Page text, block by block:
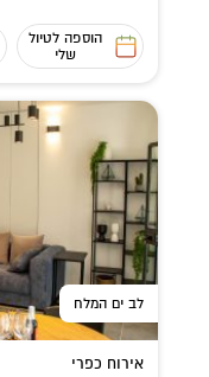
הוספה לטיול
שלי
לב ים המלח
אירוח כפרי